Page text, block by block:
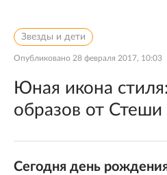
Звезды и дети
Опубликовано 28 февраля 2017, 10:03
Юная икона
образов от
Сегодня день